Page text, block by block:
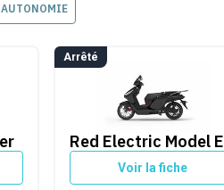
AUTONOMIE
Red Electric Model E
Arrêté
Red Electric Model E
Voir la fiche